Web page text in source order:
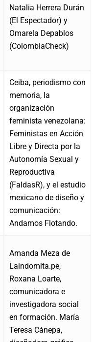
Natalia Herrera Durán
(El Espectador) y
Omarela Depablos
(ColombiaCheck)
Ceiba, periodismo con
memoria, la
organización
feminista venezolana:
Feministas en Acción
Libre y Directa por la
Autonomía Sexual y
Reproductiva
(FaldasR), y el estudio
mexicano de diseño y
comunicación:
Andamos Flotando.
Amanda Meza de
Laindomita.pe,
Roxana Loarte,
comunicadora e
investigadora social
en formación. María
Teresa Cánepa,